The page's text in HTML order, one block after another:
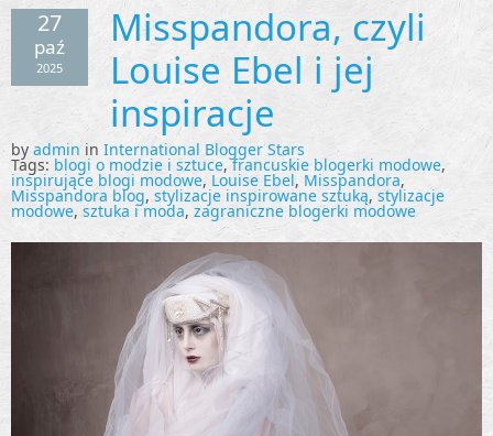
27
paź
2025
Misspandora, czyli
Louise Ebel i jej
inspiracje
by admin in International Blogger Stars
Tags: blogi o modzie i sztuce,francuskie blogerki modowe,
inspirujące blogi modowe, Louise Ebel, Misspandora,
Misspandora blog, stylizacje inspirowane sztuką, stylizacje
modowe, sztuka i moda, zagraniczne blogerki modowe